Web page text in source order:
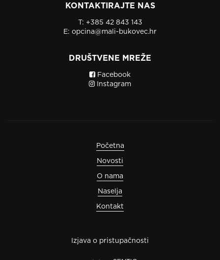
KONTAKTIRAJTE NAS
T: +385 42 843 143
E: opcina@mali-bukovec.hr
DRUŠTVENE MREŽE
Facebook
Instagram
Početna
Novosti
O nama
Naselja
Kontakt
Izjava o pristupačnosti